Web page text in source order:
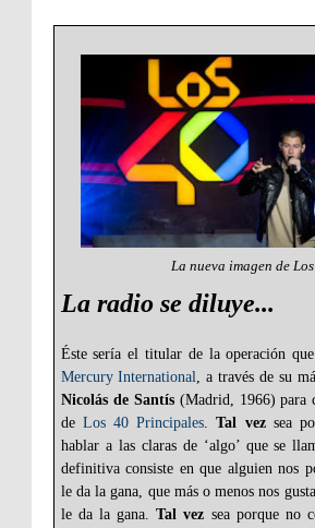
La nueva imagen de
La radio se diluye...
Éste sería el titular de la operación
Mercury International, a través de su
Nicolás de Santís(Madrid, 1966) para
de Los 40 Principales.Tal vez sea
hablar a las claras de ‘algo’ que se
definitiva consiste en que alguien nos
le da la gana, que más o menos nos
le da la gana.Tal vez sea porque no